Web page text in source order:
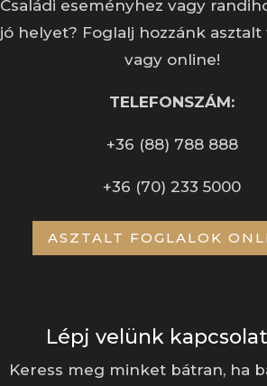
Családi eseményhez vagy
jó helyet? Foglalj hozzánk
vagy online!
TELEFONSZÁM:
+36 (88) 788 888
+36 (70) 233 5000
ASZTALT FOGLALOK
Lépj velünk
Keress meg minket bátran, ha